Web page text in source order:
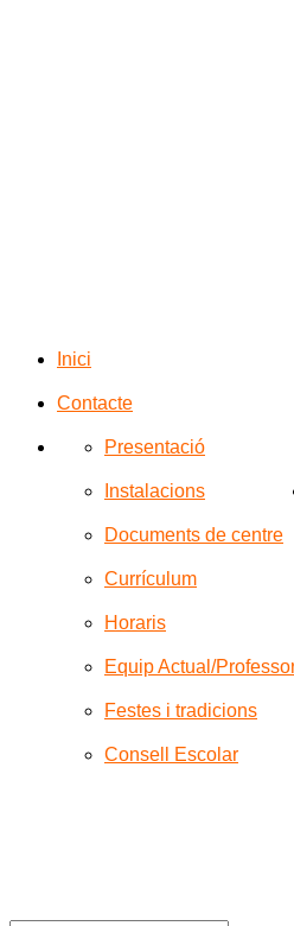
Inici
Contacte
Presentació
Instalacions
Documents de centre
Currículum
Horaris
Equip Actual/
Festes i tradicions
Consell Escolar